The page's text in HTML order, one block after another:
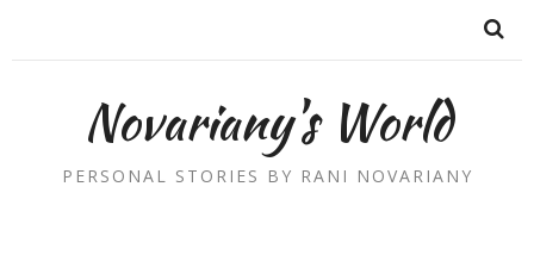
Novariany's World
PERSONAL STORIES BY RANI NOVARIANY